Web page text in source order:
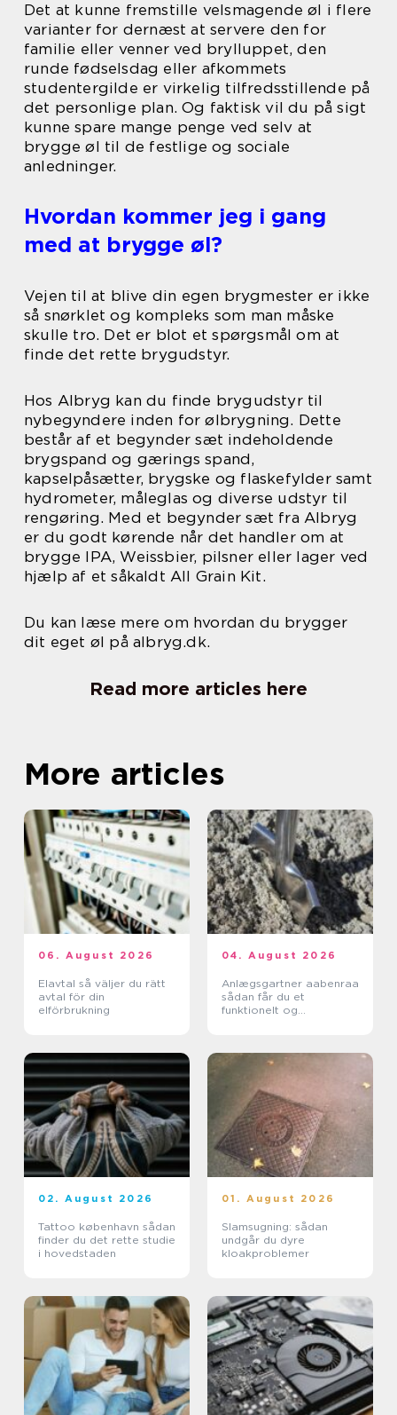
Det at kunne fremstille velsmagende øl i flere
varianter for dernæst at servere den for
familie eller venner ved brylluppet, den
runde fødselsdag eller afkommets
studentergilde er virkelig tilfredsstillende på
det personlige plan. Og faktisk vil du på sigt
kunne spare mange penge ved selv at
brygge øl til de festlige og sociale
anledninger.
Hvordan kommer jeg i gang
med at brygge øl?
Vejen til at blive din egen brygmester er ikke
så snørklet og kompleks som man måske
skulle tro. Det er blot et spørgsmål om at
finde det rette brygudstyr.
Hos Albryg kan du finde brygudstyr til
nybegyndere inden for ølbrygning. Dette
består af et begynder sæt indeholdende
brygspand og gærings spand,
kapselpåsætter, brygske og flaskefylder samt
hydrometer, måleglas og diverse udstyr til
rengøring. Med et begynder sæt fra Albryg
er du godt kørende når det handler om at
brygge IPA, Weissbier, pilsner eller lager ved
hjælp af et såkaldt All Grain Kit.
Du kan læse mere om hvordan du brygger
dit eget øl på albryg.dk.
Read more articles here
More articles
06. August 2026
Elavtal så väljer du rätt
avtal för din
elförbrukning
04. August 2026
Anlægsgartner aabenraa
sådan får du et
funktionelt og
02. August 2026
Tattoo københavn sådan
finder du det rette studie
i hovedstaden
01. August 2026
Slamsugning: sådan
undgår du dyre
kloakproblemer